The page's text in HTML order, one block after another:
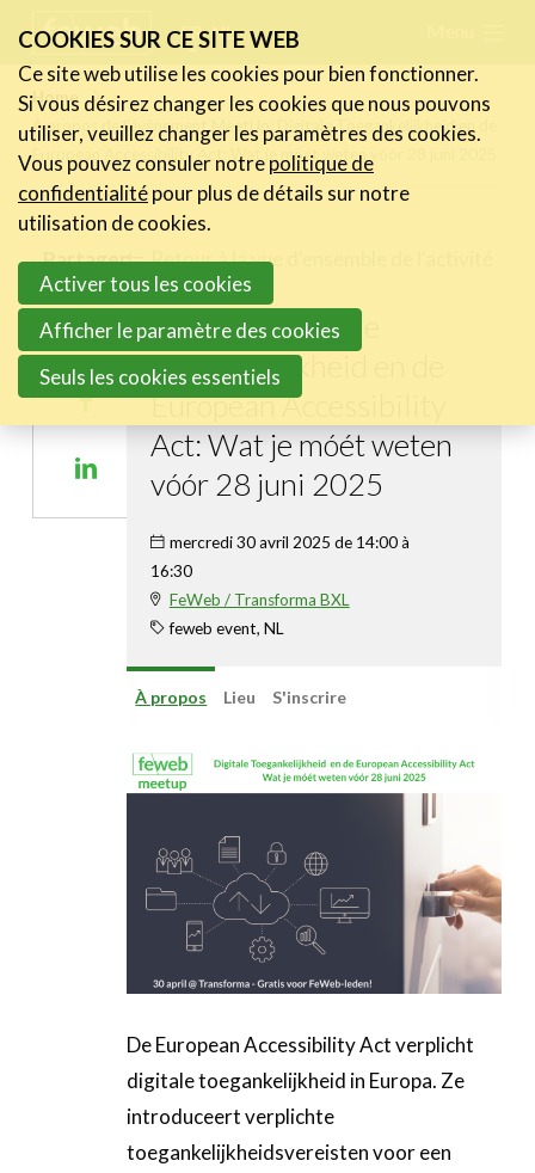
links
Jump
to
navigation
Jump
main
content
FR NL
Home
À propos de l’événement MeetUp: Digitale Toegankelijkheid en de
European Accessibility Act: Wat je móét weten vóór 28 juni 2025
Partager
Share
on
Twitter
Share
Facebook
Share
Retour à la vue d'ensemble de l'activité
MeetUp: Digitale
Toegankelijkheid en de
European Accessibility
Act: Wat je móét weten
vóór 28 juni 2025
mercredi 30 avril 2025 de 14:00 à
16:30
FeWeb / Transforma BXL
feweb event, NL
À propos Lieu S'inscrire
De European Accessibility Act verplicht
digitale toegankelijkheid in Europa. Ze
introduceert verplichte
toegankelijkheidsvereisten voor een
Actualités
Activités
Cases Gallery
Le Toolbox
Annuaire prestataires
A propos
Become a member Account
COOKIES SUR CE SITE WEB
Ce site web utilise les cookies pour bien fonctionner.
Si vous désirez changer les cookies que nous pouvons
utiliser, veuillez changer les paramètres des cookies.
Vous pouvez consuler notrepolitique de
confidentialitépour plus de détails sur notre
utilisation de cookies.
Activer tous les cookies
Afficher le paramètre des cookies
Seuls les cookies essentiels